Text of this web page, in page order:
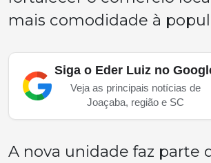
mais comodidade à
Siga o Eder Luiz no
Veja as principais notícias de
Joaçaba, região e SC
A nova unidade faz parte